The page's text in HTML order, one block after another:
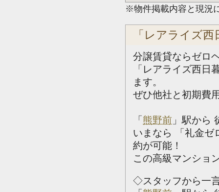
※物件掲載内容と現況
「レアライズ
分譲賃貸ならゼロ
「レアライズ西日
ます。
ぜひ他社と初期費
「 熊野前 」駅から
いまなら 「礼金ゼ
約が可能！
この高級マンショ
◇スタッフから一